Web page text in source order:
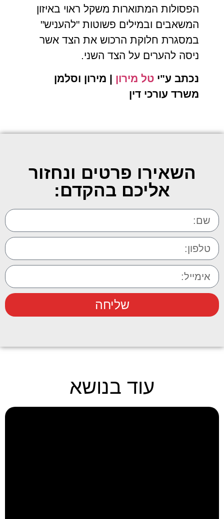
הפסולות המתוארות משקל ראוי באיזון
המשאבים ובמילים פשוטות "להעניש"
במסגרת חלוקת הרכוש את הצד אשר
ניסה להערים על הצד השני.
נכתב ע"י טל מירון | מירון וסלמן
משרד עורכי דין
השאירו פרטים ונחזור
אליכם בהקדם:
שליחה
עוד בנושא